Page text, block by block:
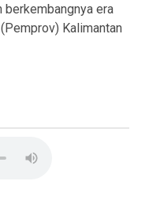
berkembangnya era
Kalimantan